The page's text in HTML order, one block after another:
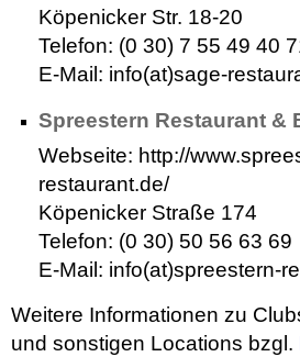
Köpenicker Str. 18-20
Telefon: (0 30) 7 55 49 40
E-Mail: info(at)sage-
Spreestern Restaurant &
Webseite: http://
restaurant.de/
Köpenicker Straße 174
Telefon: (0 30) 50 56 63 69
E-Mail: info(at)spreestern-
Weitere Informationen zu
und sonstigen Locations bzgl.